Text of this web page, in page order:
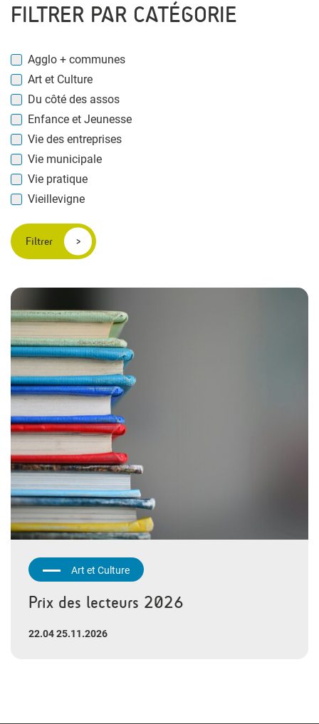
FILTRER PAR CATÉGORIE
Agglo + communes
Art et Culture
Du côté des assos
Enfance et Jeunesse
Vie des entreprises
Vie municipale
Vie pratique
Vieillevigne
Filtrer
Art et Culture
Prix des lecteurs 2026
22.04 25.11.2026